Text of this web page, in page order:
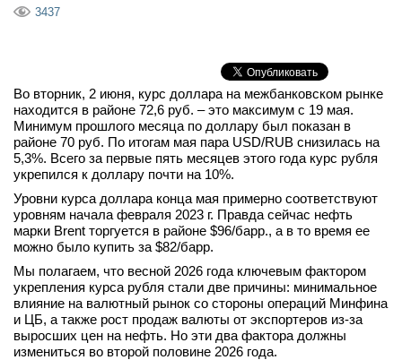
Мероприятия
Новости
Интервью
вконтакте
телеграм
Стать автором
Вход
3437
Во вторник, 2 июня, курс доллара на межбанковском рынке
находится в районе 72,6 руб. – это максимум с 19 мая.
Минимум прошлого месяца по доллару был показан в
районе 70 руб. По итогам мая пара USD/RUB снизилась на
5,3%. Всего за первые пять месяцев этого года курс рубля
укрепился к доллару почти на 10%.
Уровни курса доллара конца мая примерно соответствуют
уровням начала февраля 2023 г. Правда сейчас нефть
марки Brent торгуется в районе $96/барр., а в то время ее
можно было купить за $82/барр.
Мы полагаем, что весной 2026 года ключевым фактором
укрепления курса рубля стали две причины: минимальное
влияние на валютный рынок со стороны операций Минфина
и ЦБ, а также рост продаж валюты от экспортеров из-за
выросших цен на нефть. Но эти два фактора должны
измениться во второй половине 2026 года.